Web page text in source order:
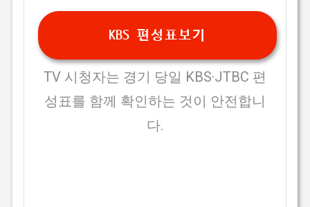
KBS 편성표보기
TV 시청자는 경기 당일 KBS·JTBC 편
성표를 함께 확인하는 것이 안전합니
다.